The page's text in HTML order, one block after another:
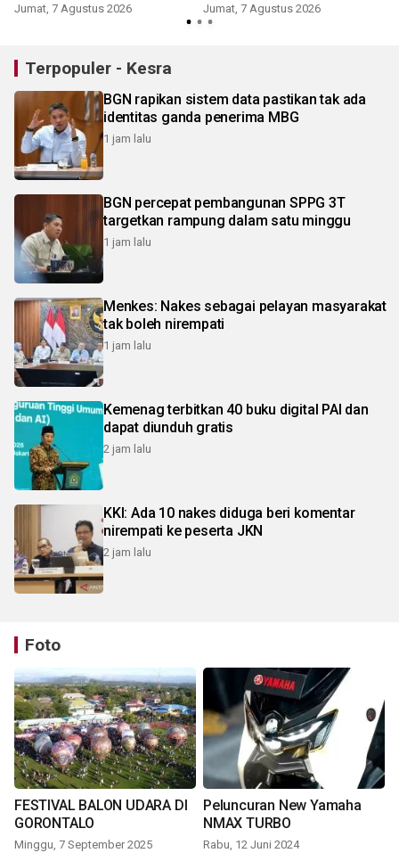
Jumat, 7 Agustus 2026 Jumat, 7 Agustus 2026
Terpopuler - Kesra
BGN rapikan sistem data pastikan tak ada
identitas ganda penerima MBG
1 jam lalu
BGN percepat pembangunan SPPG 3T
targetkan rampung dalam satu minggu
1 jam lalu
Menkes: Nakes sebagai pelayan masyarakat
tak boleh nirempati
1 jam lalu
Kemenag terbitkan 40 buku digital PAI dan
dapat diunduh gratis
2 jam lalu
KKI: Ada 10 nakes diduga beri komentar
nirempati ke peserta JKN
2 jam lalu
Foto
FESTIVAL BALON UDARA DI
GORONTALO
Minggu, 7 September 2025
Peluncuran New Yamaha
NMAX TURBO
Rabu, 12 Juni 2024